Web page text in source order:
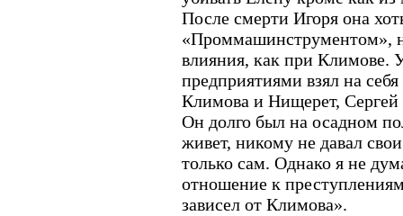
После смерти Игоря она
«Проммашинструментом»,
влияния, как при Климове.
предприятиями взял на
Климова и Нищерет,
Он долго был на осадном
живет, никому не давал
только сам. Однако я не
отношение к
зависел от Климова».